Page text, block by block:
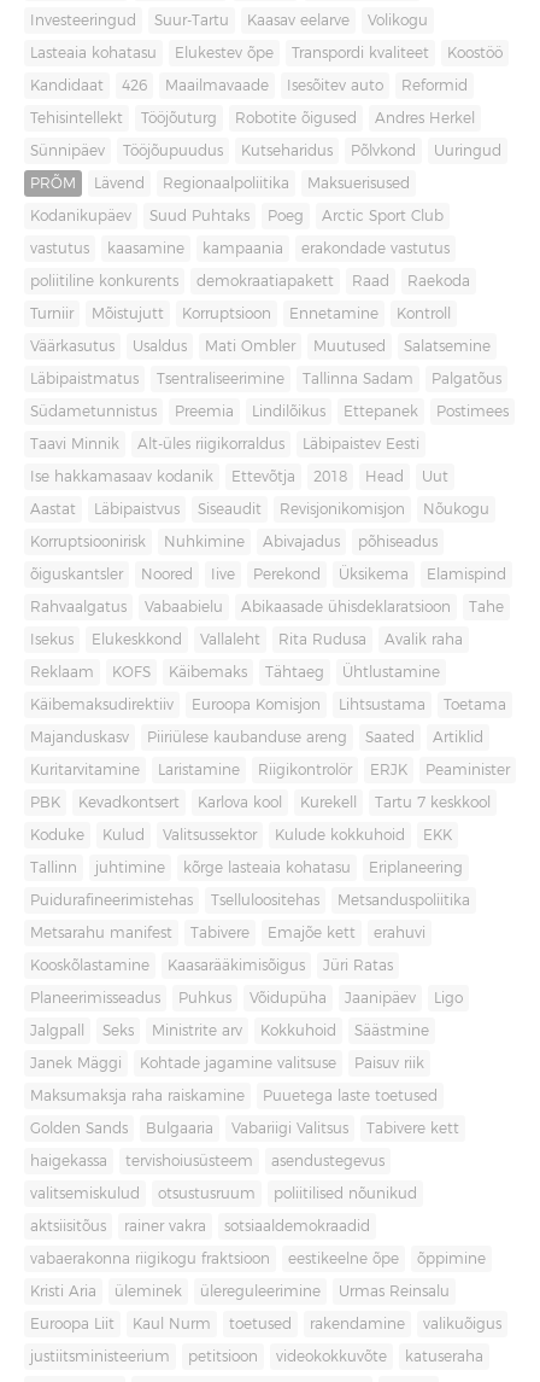
Investeeringud Suur-Tartu Kaasav eelarve Volikogu
Lasteaia kohatasu Elukestev õpe Transpordi kvaliteet Koostöö
Kandidaat 426 Maailmavaade Isesõitev auto Reformid
Tehisintellekt Tööjõuturg Robotite õigused Andres Herkel
Sünnipäev Tööjõupuudus Kutseharidus Põlvkond Uuringud
PRÕM Lävend Regionaalpoliitika Maksuerisused
Kodanikupäev Suud Puhtaks Poeg Arctic Sport Club
vastutus kaasamine kampaania erakondade vastutus
poliitiline konkurents demokraatiapakett Raad Raekoda
Turniir Mõistujutt Korruptsioon Ennetamine Kontroll
Väärkasutus Usaldus Mati Ombler Muutused Salatsemine
Läbipaistmatus Tsentraliseerimine Tallinna Sadam Palgatõus
Südametunnistus Preemia Lindilõikus Ettepanek Postimees
Taavi Minnik Alt-üles riigikorraldus Läbipaistev Eesti
Ise hakkamasaav kodanik Ettevõtja 2018 Head Uut
Aastat Läbipaistvus Siseaudit Revisjonikomisjon Nõukogu
Korruptsioonirisk Nuhkimine Abivajadus põhiseadus
õiguskantsler Noored Iive Perekond Üksikema Elamispind
Rahvaalgatus Vabaabielu Abikaasade ühisdeklaratsioon Tahe
Isekus Elukeskkond Vallaleht Rita Rudusa Avalik raha
Reklaam KOFS Käibemaks Tähtaeg Ühtlustamine
Käibemaksudirektiiv Euroopa Komisjon Lihtsustama Toetama
Majanduskasv Piiriülese kaubanduse areng Saated Artiklid
Kuritarvitamine Laristamine Riigikontrolör ERJK Peaminister
PBK Kevadkontsert Karlova kool Kurekell Tartu 7 keskkool
Koduke Kulud Valitsussektor Kulude kokkuhoid EKK
Tallinn juhtimine kõrge lasteaia kohatasu Eriplaneering
Puidurafineerimistehas Tselluloositehas Metsanduspoliitika
Metsarahu manifest Tabivere Emajõe kett erahuvi
Kooskõlastamine Kaasarääkimisõigus Jüri Ratas
Planeerimisseadus Puhkus Võidupüha Jaanipäev Ligo
Jalgpall Seks Ministrite arv Kokkuhoid Säästmine
Janek Mäggi Kohtade jagamine valitsuse Paisuv riik
Maksumaksja raha raiskamine Puuetega laste toetused
Golden Sands Bulgaaria Vabariigi Valitsus Tabivere kett
haigekassa tervishoiusüsteem asendustegevus
valitsemiskulud otsustusruum poliitilised nõunikud
aktsiisitõus rainer vakra sotsiaaldemokraadid
vabaerakonna riigikogu fraktsioon eestikeelne õpe õppimine
Kristi Aria üleminek ülereguleerimine Urmas Reinsalu
Euroopa Liit Kaul Nurm toetused rakendamine valikuõigus
justiitsministeerium petitsioon videokokkuvõte katuseraha